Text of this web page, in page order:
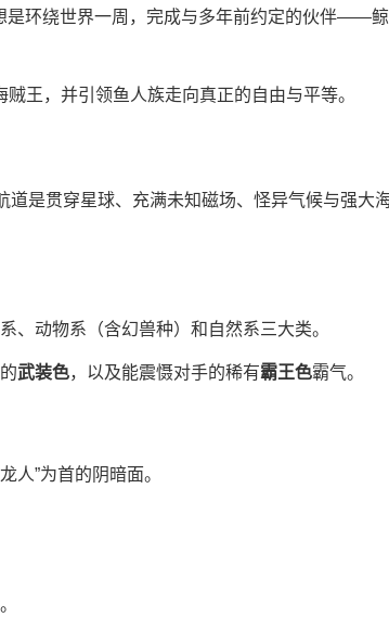
是环绕世界一周，完成与多年前约定的伙伴——鲸
王，并引领鱼人族走向真正的自由与平等。
道是贯穿星球、充满未知磁场、怪异气候与强大
、动物系（含幻兽种）和自然系三大类。
武装色，以及能震慑对手的稀有霸王色霸气。
人”为首的阴暗面。